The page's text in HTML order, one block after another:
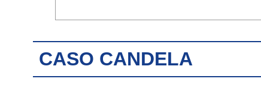
CASO CANDELA